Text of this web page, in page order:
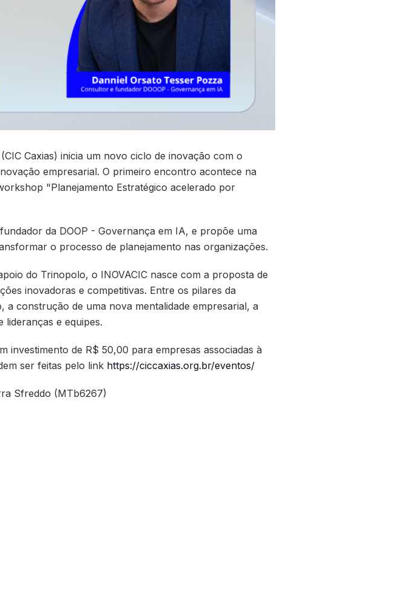
Caxias) inicia um novo ciclo de inovação com o
empresarial. O primeiro encontro acontece na
"Planejamento Estratégico acelerado por
da DOOP - Governança em IA, e propõe uma
o processo de planejamento nas organizações.
do Trinopolo, o INOVACIC nasce com a proposta de
inovadoras e competitivas. Entre os pilares da
construção de uma nova mentalidade empresarial, a
lideranças e equipes.
investimento de R$ 50,00 para empresas associadas à
ser feitas pelo link https://ciccaxias.org.br/eventos/
Sfreddo (MTb6267)